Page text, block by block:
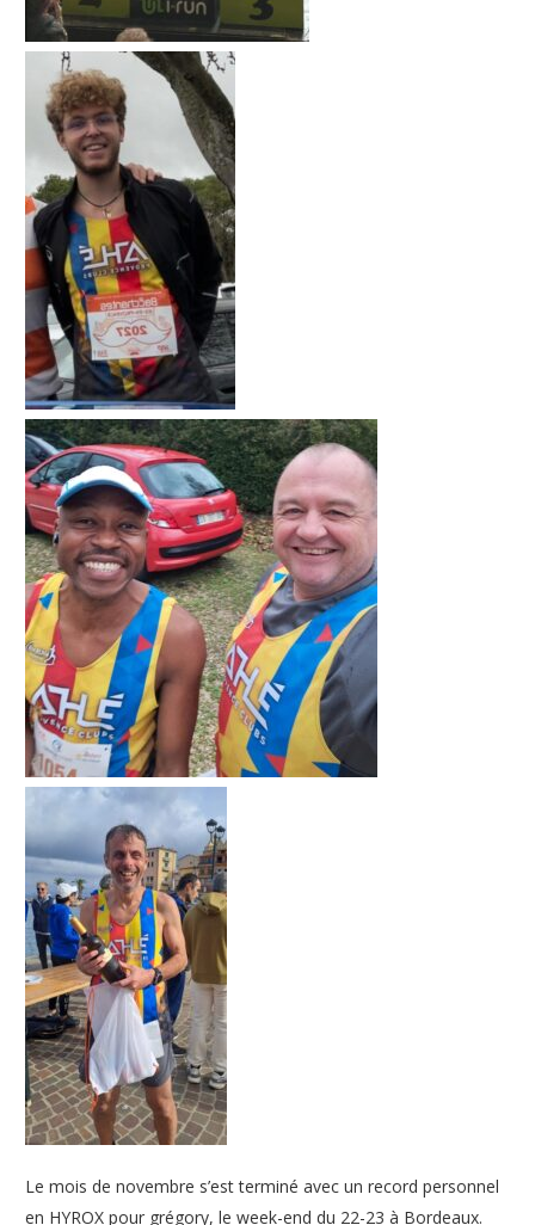
Le mois de novembre s’est terminé avec un record personnel
en HYROX pour grégory, le week-end du 22-23 à Bordeaux.